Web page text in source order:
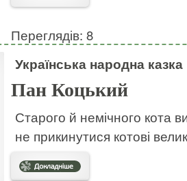
Переглядів: 8
Українська народна казка
Пан Коцький
Старого й немічного кота
не прикинутися котові